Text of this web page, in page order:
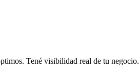
Tené visibilidad real de tu negocio.